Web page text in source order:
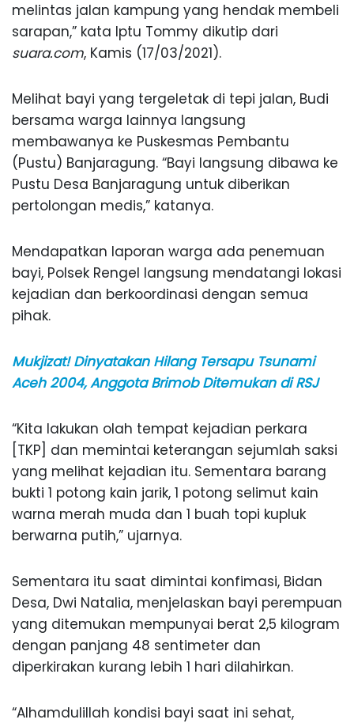
melintas jalan kampung yang hendak membeli
sarapan,” kata Iptu Tommy dikutip dari
suara.com, Kamis (17/03/2021).
Melihat bayi yang tergeletak di tepi jalan, Budi
bersama warga lainnya langsung
membawanya ke Puskesmas Pembantu
(Pustu) Banjaragung. “Bayi langsung dibawa ke
Pustu Desa Banjaragung untuk diberikan
pertolongan medis,” katanya.
Mendapatkan laporan warga ada penemuan
bayi, Polsek Rengel langsung mendatangi lokasi
kejadian dan berkoordinasi dengan semua
pihak.
Mukjizat! Dinyatakan Hilang Tersapu Tsunami
Aceh 2004, Anggota Brimob Ditemukan di RSJ
“Kita lakukan olah tempat kejadian perkara
[TKP] dan memintai keterangan sejumlah saksi
yang melihat kejadian itu. Sementara barang
bukti 1 potong kain jarik, 1 potong selimut kain
warna merah muda dan 1 buah topi kupluk
berwarna putih,” ujarnya.
Sementara itu saat dimintai konfimasi, Bidan
Desa, Dwi Natalia, menjelaskan bayi perempuan
yang ditemukan mempunyai berat 2,5 kilogram
dengan panjang 48 sentimeter dan
diperkirakan kurang lebih 1 hari dilahirkan.
“Alhamdulillah kondisi bayi saat ini sehat,